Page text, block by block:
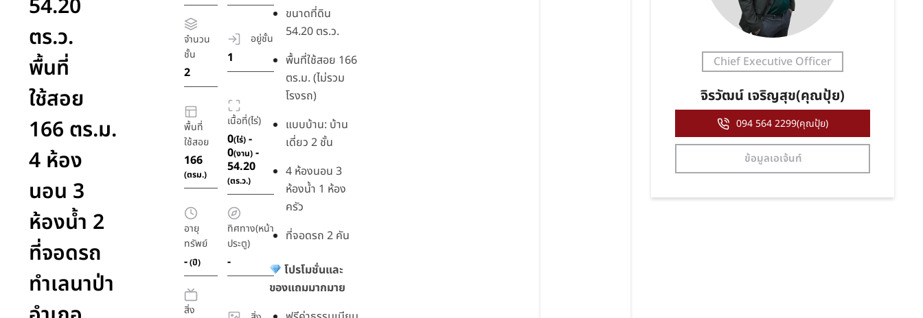
54.20
ตร.ว.
พื้นที่
ใช้สอย
166 ตร.ม.
4 ห้อง
นอน 3
ห้องน้ำ 2
ที่จอดรถ
ทำเลนาป่า
จำนวน
ชั้น
2
อยู่ชั้น
1
พื้นที่
ใช้สอย
166
(ตรม.)
เนื้อที่(ไร่)
0(ไร่)-
0(งาน)-
54.20
(ตร.ว.)
อายุ
ทรัพย์
-(ปี)
ทิศทาง(หน้า
ประตู)
-
สิ่ง
ขนาดที่ดิน
54.20 ตร.ว.
พื้นที่ใช้สอย 166
ตร.ม. (ไม่รวม
โรงรถ)
แบบบ้าน: บ้าน
เดี่ยว 2 ชั้น
4 ห้องนอน 3
ห้องน้ำ 1 ห้อง
ครัว
ที่จอดรถ 2 คัน
โปรโมชั่นและ
ของแถมมากมาย
Chief Executive Officer
จิรวัฒน์ เจริญสุข(คุณปุ้ย)
094 564 2299(คุณปุ้ย)
ข้อมูลเอเจ้นท์